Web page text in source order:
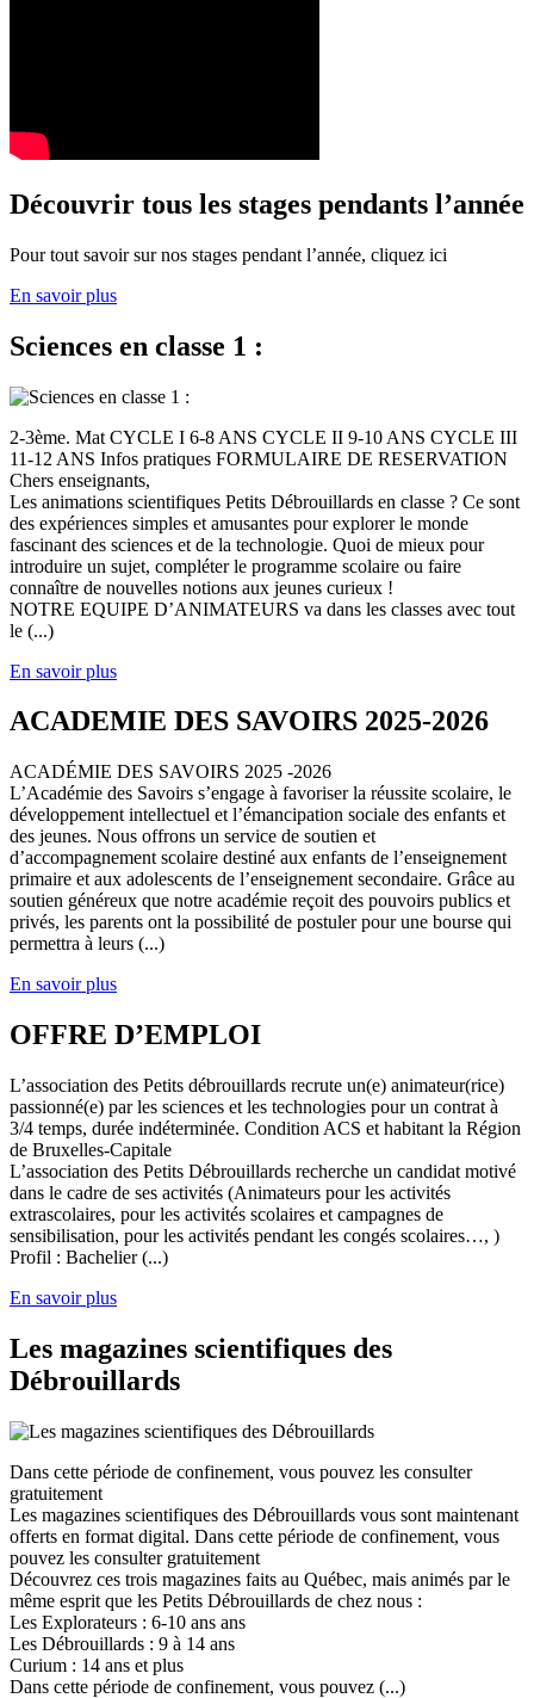
Découvrir tous les stages pendants l’année
Pour tout savoir sur nos stages pendant l’année, cliquez ici
En savoir plus
Sciences en classe 1 :
2-3ème. Mat CYCLE I 6-8 ANS CYCLE II 9-10 ANS CYCLE III
11-12 ANS Infos pratiques FORMULAIRE DE RESERVATION
Chers enseignants,
Les animations scientifiques Petits Débrouillards en classe ? Ce sont
des expériences simples et amusantes pour explorer le monde
fascinant des sciences et de la technologie. Quoi de mieux pour
introduire un sujet, compléter le programme scolaire ou faire
connaître de nouvelles notions aux jeunes curieux !
NOTRE EQUIPE D’ANIMATEURS va dans les classes avec tout
le (...)
En savoir plus
ACADEMIE DES SAVOIRS 2025-2026
ACADÉMIE DES SAVOIRS 2025 -2026
L’Académie des Savoirs s’engage à favoriser la réussite scolaire, le
développement intellectuel et l’émancipation sociale des enfants et
des jeunes. Nous offrons un service de soutien et
d’accompagnement scolaire destiné aux enfants de l’enseignement
primaire et aux adolescents de l’enseignement secondaire. Grâce au
soutien généreux que notre académie reçoit des pouvoirs publics et
privés, les parents ont la possibilité de postuler pour une bourse qui
permettra à leurs (...)
En savoir plus
OFFRE D’EMPLOI
L’association des Petits débrouillards recrute un(e) animateur(rice)
passionné(e) par les sciences et les technologies pour un contrat à
3/4 temps, durée indéterminée. Condition ACS et habitant la Région
de Bruxelles-Capitale
L’association des Petits Débrouillards recherche un candidat motivé
dans le cadre de ses activités (Animateurs pour les activités
extrascolaires, pour les activités scolaires et campagnes de
sensibilisation, pour les activités pendant les congés scolaires…, )
Profil : Bachelier (...)
En savoir plus
Les magazines scientifiques des
Débrouillards
Dans cette période de confinement, vous pouvez les consulter
gratuitement
Les magazines scientifiques des Débrouillards vous sont maintenant
offerts en format digital. Dans cette période de confinement, vous
pouvez les consulter gratuitement
Découvrez ces trois magazines faits au Québec, mais animés par le
même esprit que les Petits Débrouillards de chez nous :
Les Explorateurs : 6-10 ans ans
Les Débrouillards : 9 à 14 ans
Curium : 14 ans et plus
Dans cette période de confinement, vous pouvez (...)